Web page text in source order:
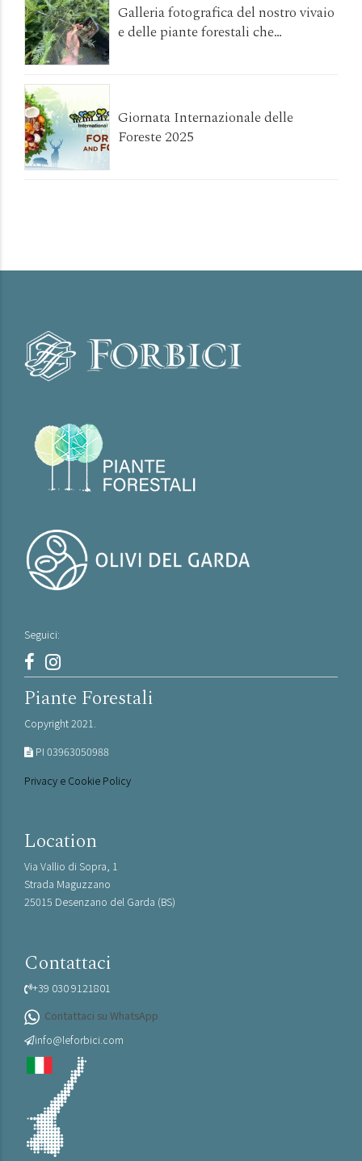
Galleria fotografica del nostro vivaio
e delle piante forestali che
Giornata Internazionale delle
Foreste 2025
Seguici:
Piante Forestali
Copyright 2021.
PI 03963050988
Privacy e Cookie Policy
Location
Via Vallio di Sopra, 1
Strada Maguzzano
25015 Desenzano del Garda (BS)
Contattaci
+39 030 9121801
Contattaci su WhatsApp
info@leforbici.com